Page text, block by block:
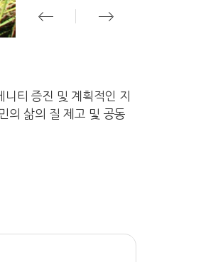
티 증진 및 계획적인 지
의 삶의 질 제고 및 공동